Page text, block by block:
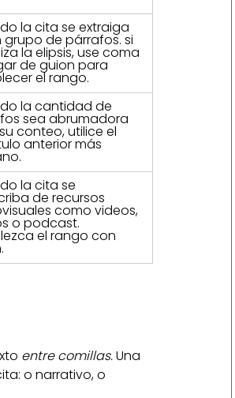
la cita se extraiga
grupo de párrafos. si
la elipsis, use coma
de guion para
el rango.
la cantidad de
sea abrumadora
conteo, utilice el
anterior más
la cita se
de recursos
como videos,
o podcast.
el rango con
entre comillas. Una
o narrativo, o